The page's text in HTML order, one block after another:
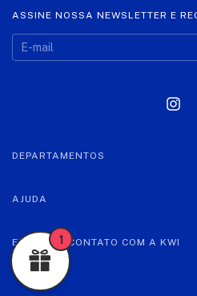
ASSINE NOSSA NEWSLETTER E
DEPARTAMENTOS
AJUDA
ENTRE EM CONTATO COM A KWI
1